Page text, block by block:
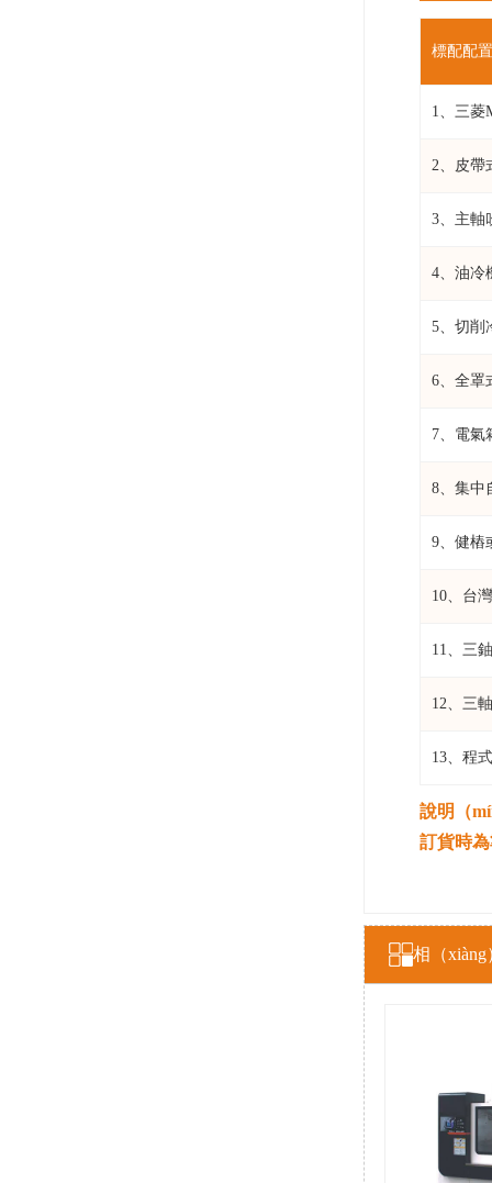
標配配
1、三菱
2、皮帶
3、主軸
4、油冷
5、切削
6、全罩
7、電氣
8、集中
9、健樁
10、台
11、三
12、三
13、程
說明（
訂貨時
相（